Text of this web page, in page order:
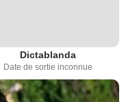
Dictablanda
Date de sortie inconnue